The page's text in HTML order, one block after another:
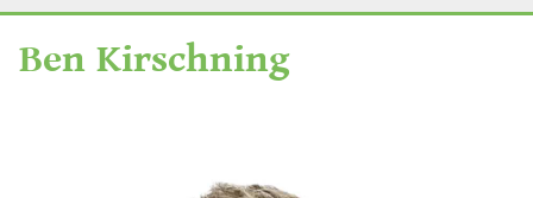
Ben Kirschning